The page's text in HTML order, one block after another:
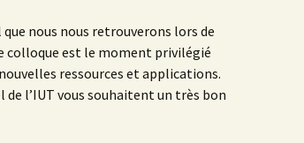
nous nous retrouverons lors de
colloque est le moment privilégié
ressources et applications.
de l’IUT vous souhaitent un très bon